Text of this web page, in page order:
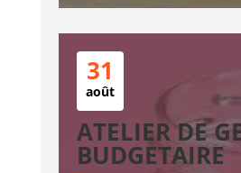
31
août
ATELIER DE
BUDGETAIRE